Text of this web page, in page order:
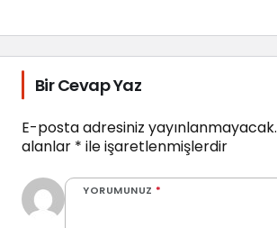
Zorlanıyoruz
Bir Cevap Yaz
E-posta adresiniz yayınlanmayacak.
alanlar * ile işaretlenmişlerdir
YORUMUNUZ *